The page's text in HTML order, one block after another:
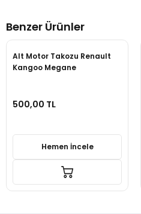
Benzer Ürünler
Alt Motor Takozu Renault
Kangoo Megane
500,00 TL
Hemen İncele